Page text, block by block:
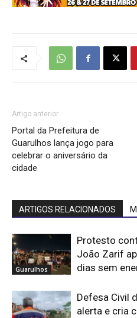
Artigo anterior
Portal da Prefeitura de
Guarulhos lança jogo para
celebrar o aniversário da
cidade
ARTIGOS RELACIONADOS
Guarulhos
Protesto
João Zarif
dias sem
Defesa Civil
alerta e cria